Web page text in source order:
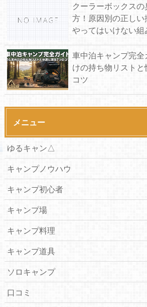
クーラーボックスの
方！原因別の正しい
やってはいけない組
車中泊キャンプ完全
けの持ち物リスト
コツ
メニュー
ゆるキャン△
キャンプノウハウ
キャンプ初心者
キャンプ場
キャンプ料理
キャンプ道具
ソロキャンプ
口コミ